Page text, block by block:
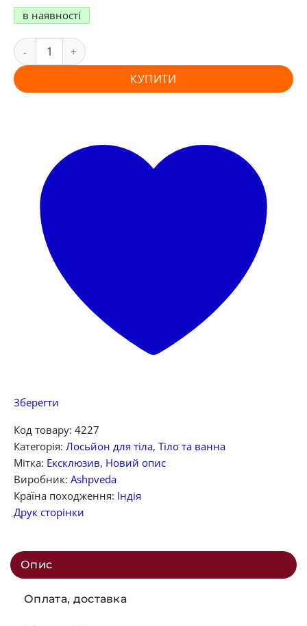
в наявності
КУПИТИ
Зберегти
Код товару: 4227
Категорія: Лосьйон для тіла, Тіло та ванна
Мітка: Ексклюзив, Новий опис
Виробник: Ashpveda
Країна походження: Індія
Друк сторінки
Опис
Оплата, доставка